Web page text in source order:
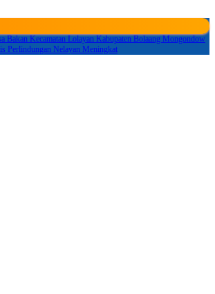
Bakan Kecamatan Lolayan Kabupaten Bolaang Mongondow
Perlindungan Nelayan Meningkat